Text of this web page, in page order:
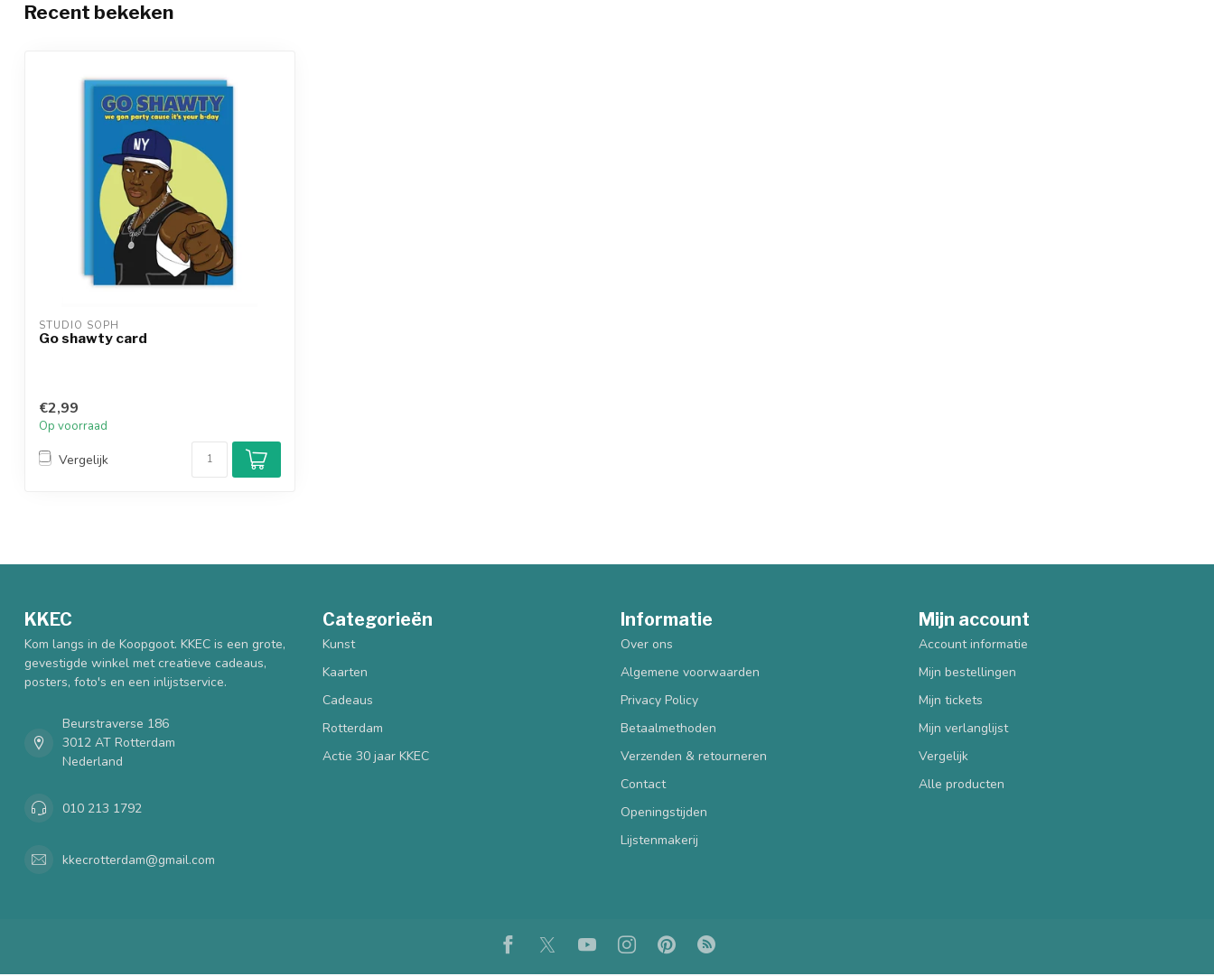
Recent bekeken
STUDIO SOPH
Go shawty card
€2,99
Op voorraad
Vergelijk
KKEC
Kom langs in de Koopgoot. KKEC is een grote,
gevestigde winkel met creatieve cadeaus,
posters, foto's en een inlijstservice.
Beurstraverse 186
3012 AT Rotterdam
Nederland
010 213 1792
kkecrotterdam@gmail.com
Categorieën
Kunst
Kaarten
Cadeaus
Rotterdam
Actie 30 jaar KKEC
Informatie
Over ons
Algemene voorwaarden
Privacy Policy
Betaalmethoden
Verzenden & retourneren
Contact
Openingstijden
Lijstenmakerij
Mijn account
Account informatie
Mijn bestellingen
Mijn tickets
Mijn verlanglijst
Vergelijk
Alle producten